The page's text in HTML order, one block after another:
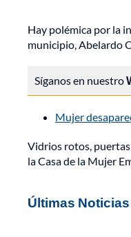
Hay polémica por la
municipio, Abelardo
Síganos en nuestro
Mujer
Vidrios rotos, puertas
la Casa de la Mujer
Últimas Noticias